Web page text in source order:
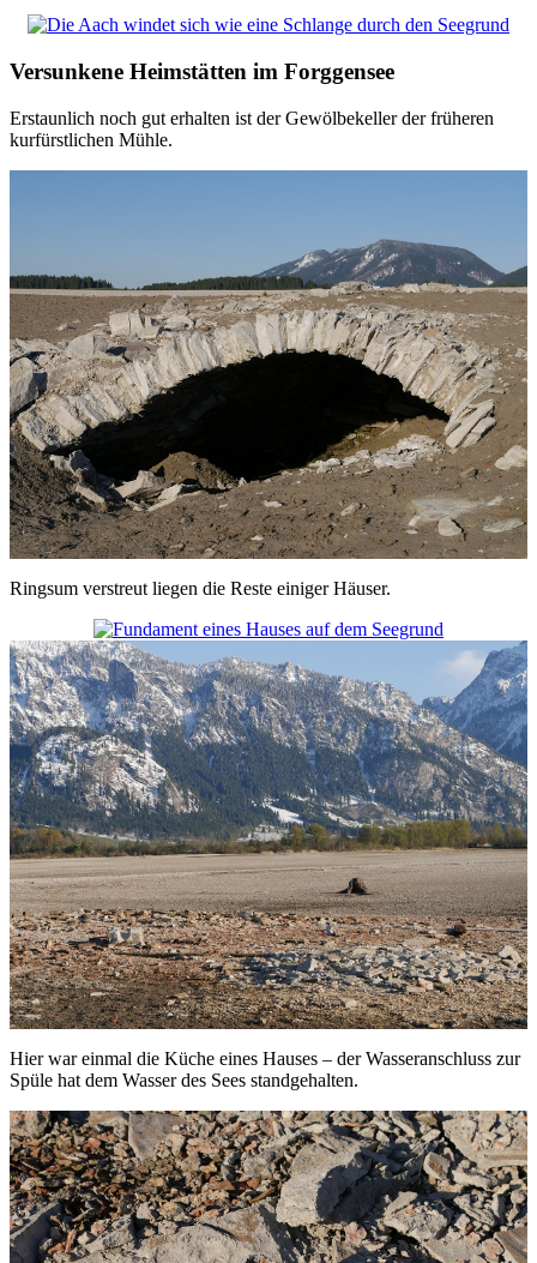
Versunkene Heimstätten im Forggensee
Erstaunlich noch gut erhalten ist der Gewölbekeller der früheren
kurfürstlichen Mühle.
Ringsum verstreut liegen die Reste einiger Häuser.
Hier war einmal die Küche eines Hauses – der Wasseranschluss zur
Spüle hat dem Wasser des Sees standgehalten.